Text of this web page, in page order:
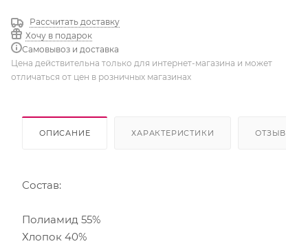
Рассчитать доставку
Хочу в подарок
Самовывоз и доставка
Цена действительна только для интернет-магазина и может
отличаться от цен в розничных магазинах
ОПИСАНИЕ ХАРАКТЕРИСТИКИ ОТЗЫВЫ
Состав:
Полиамид 55%
Хлопок 40%